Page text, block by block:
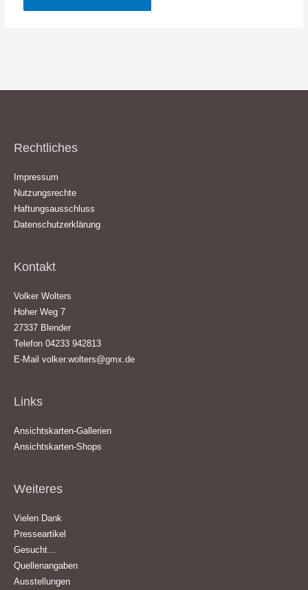
Rechtliches
Impressum
Nutzungsrechte
Haftungsausschluss
Datenschutzerklärung
Kontakt
Volker Wolters
Hoher Weg 7
27337 Blender
Telefon 04233 942813
E-Mail volker.wolters@gmx.de
Links
Ansichtskarten-Gallerien
Ansichtskarten-Shops
Weiteres
Vielen Dank
Presseartikel
Gesucht…
Quellenangaben
Ausstellungen